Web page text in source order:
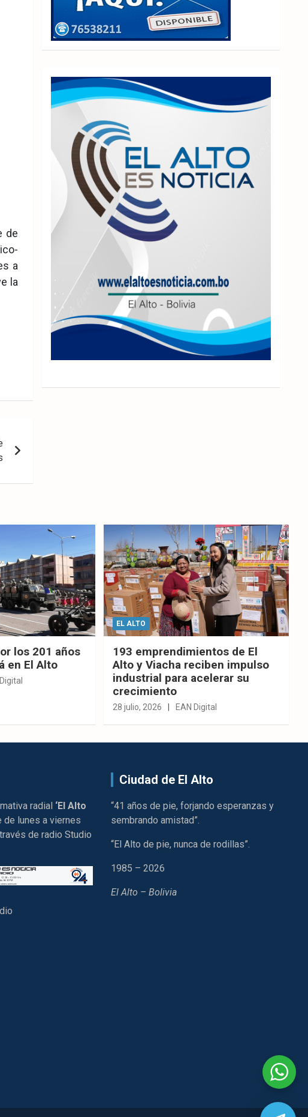
de
a
la
los 201 años
en El Alto
EL ALTO
193 emprendimientos de El
Alto y Viacha reciben impulso
industrial para acelerar su
crecimiento
28 julio, 2026 EAN Digital
radial ‘El Alto
de lunes a viernes
de radio Studio
Ciudad de El Alto
“41 años de pie, forjando esperanzas y
sembrando amistad”.
“El Alto de pie, nunca de rodillas”.
1985 – 2026
El Alto – Bolivia